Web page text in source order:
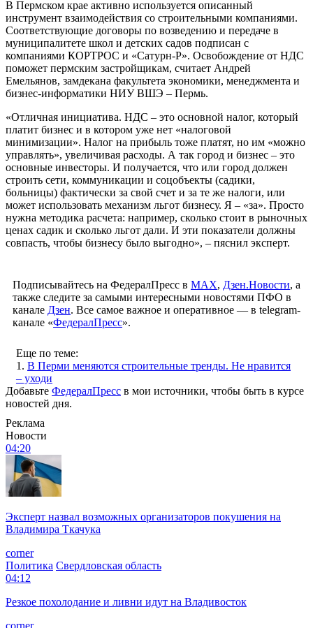
В Пермском крае активно используется описанный
инструмент взаимодействия со строительными компаниями.
Соответствующие договоры по возведению и передаче в
муниципалитете школ и детских садов подписан с
компаниями КОРТРОС и «Сатурн-Р». Освобождение от НДС
поможет пермским застройщикам, считает Андрей
Емельянов, замдекана факультета экономики, менеджмента и
бизнес-информатики НИУ ВШЭ – Пермь.
«Отличная инициатива. НДС – это основной налог, который
платит бизнес и в котором уже нет «налоговой
минимизации». Налог на прибыль тоже платят, но им «можно
управлять», увеличивая расходы. А так город и бизнес – это
основные инвесторы. И получается, что или город должен
строить сети, коммуникации и соцобъекты (садики,
больницы) фактически за свой счет и за те же налоги, или
может использовать механизм льгот бизнесу. Я – «за». Просто
нужна методика расчета: например, сколько стоит в рыночных
ценах садик и сколько льгот дали. И эти показатели должны
совпасть, чтобы бизнесу было выгодно», – пяснил эксперт.
Подписывайтесь на ФедералПресс в МАХ, Дзен.Новости, а
также следите за самыми интересными новостями ПФО в
канале Дзен. Все самое важное и оперативное — в telegram-
канале «ФедералПресс».
Еще по теме:
1. В Перми меняются строительные тренды. Не нравится
– уходи
Добавьте ФедералПресс в мои источники, чтобы быть в курсе
новостей дня.
Реклама
Новости
04:20
Эксперт назвал возможных организаторов покушения на
Владимира Ткачука
corner
Политика Свердловская область
04:12
Резкое похолодание и ливни идут на Владивосток
corner